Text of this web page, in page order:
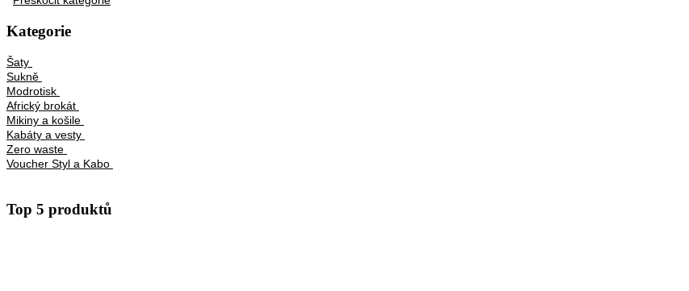
Kategorie
Šaty
Sukně
Modrotisk
Africký brokát
Mikiny a košile
Kabáty a vesty
Zero waste
Voucher Styl a Kabo
Top 5 produktů